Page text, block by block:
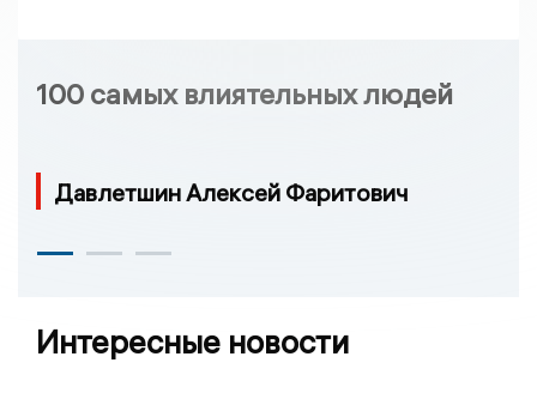
100 самых влиятельных людей
Давлетшин Алексей Фаритович
Интересные новости